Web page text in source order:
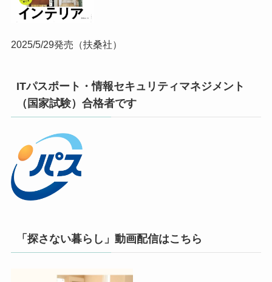
2025/5/29発売（扶桑社）
ITパスポート・情報セキュリティマネジメント
（国家試験）合格者です
「探さない暮らし」動画配信はこちら